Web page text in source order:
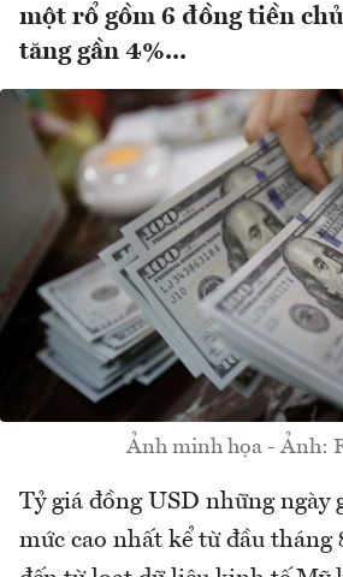
một rổ gồm 6 đồng tiền
tăng gần 4%...
Ảnh minh họa - Ảnh:
Tỷ giá đồng USD những ngày
mức cao nhất kể từ đầu tháng